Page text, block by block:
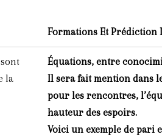
Formations Et Prédiction
la
Équations, entre
Il sera fait mention dans
pour les rencontres,
hauteur des espoirs.
Voici un exemple de pari